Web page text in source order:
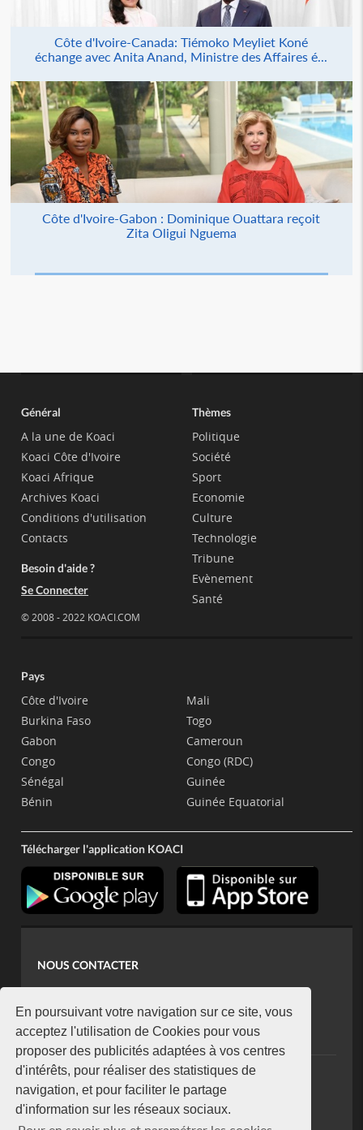
En poursuivant votre navigation sur ce site, vous
acceptez l'utilisation de Cookies pour vous
proposer des publicités adaptées à vos centres
d'intérêts, pour réaliser des statistiques de
navigation, et pour faciliter le partage
d'information sur les réseaux sociaux.
Côte d'Ivoire-Canada: Tiémoko Meyliet Koné
échange avec Anita Anand, Ministre des Affaires é...
Côte d'Ivoire-Gabon : Dominique Ouattara reçoit
Zita Oligui Nguema
Général
A la une de Koaci
Koaci Côte d'Ivoire
Koaci Afrique
Archives Koaci
Conditions d'utilisation
Contacts
Besoin d'aide ?
Se Connecter
© 2008 - 2022 KOACI.COM
Thèmes
Politique
Société
Sport
Economie
Culture
Technologie
Tribune
Evènement
Santé
Pays
Côte d'Ivoire
Burkina Faso
Gabon
Congo
Sénégal
Bénin
Mali
Togo
Cameroun
Congo (RDC)
Guinée
Guinée Equatorial
Télécharger l'application KOACI
NOUS CONTACTER
koaci@yahoo.fr
+225 07 08 85 52 93
NEWSLETTER
Restez connecté via notre newsletter
S'abonner